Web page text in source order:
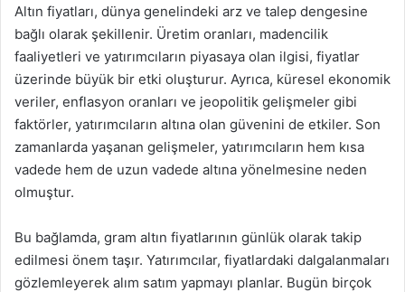
Altın fiyatları, dünya genelindeki arz ve talep dengesine
bağlı olarak şekillenir. Üretim oranları, madencilik
faaliyetleri ve yatırımcıların piyasaya olan ilgisi, fiyatlar
üzerinde büyük bir etki oluşturur. Ayrıca, küresel ekonomik
veriler, enflasyon oranları ve jeopolitik gelişmeler gibi
faktörler, yatırımcıların altına olan güvenini de etkiler. Son
zamanlarda yaşanan gelişmeler, yatırımcıların hem kısa
vadede hem de uzun vadede altına yönelmesine neden
olmuştur.
Bu bağlamda, gram altın fiyatlarının günlük olarak takip
edilmesi önem taşır. Yatırımcılar, fiyatlardaki dalgalanmaları
gözlemleyerek alım satım yapmayı planlar. Bugün birçok